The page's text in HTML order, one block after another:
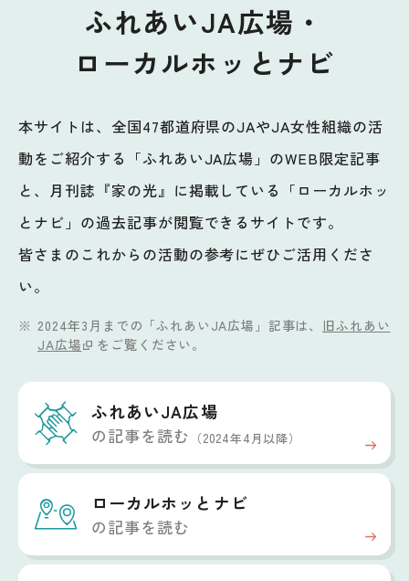
ふれあいJA広場・
ローカルホッとナビ
本サイトは、全国47都道府県のJAやJA女性組織の活
動をご紹介する「ふれあいJA広場」のWEB限定記事
と、月刊誌『家の光』に掲載している「ローカルホッ
とナビ」の過去記事が閲覧できるサイトです。
皆さまのこれからの活動の参考にぜひご活用くださ
い。
2024年3月までの「ふれあいJA広場」記事は、 旧ふれあい
JA広場
をご覧ください。
ふれあいJA広場
の記事を読む （2024年4月以降）
ローカルホッと ナビ
の記事を読む